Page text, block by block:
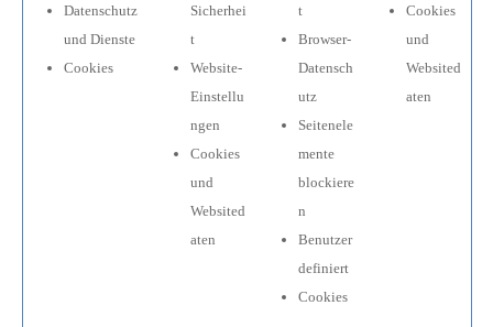
Datenschutz
und Dienste
Cookies
Sicherhei
t
Website-
Einstellu
ngen
Cookies
und
Websited
aten
t
Browser-
Datensch
utz
Seitenele
mente
blockiere
n
Benutzer
definiert
Cookies
Cookies
und
Websited
aten